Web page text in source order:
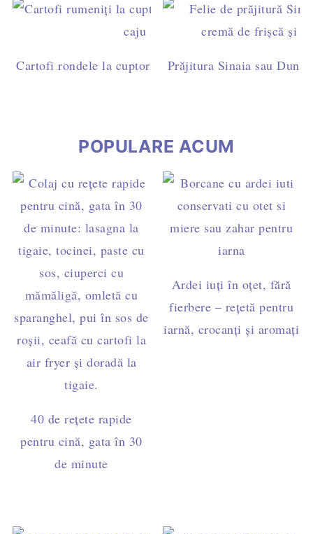
Cartofi rondele la cuptor cu pesto de busuioc și caju -
Prăjitura Sinaia sau
POPULARE ACUM
40 de rețete rapide
pentru cină, gata în 30
de minute
Ardei iuți în oțet, fără
fierbere – rețetă pentru
iarnă, crocanți și aromați